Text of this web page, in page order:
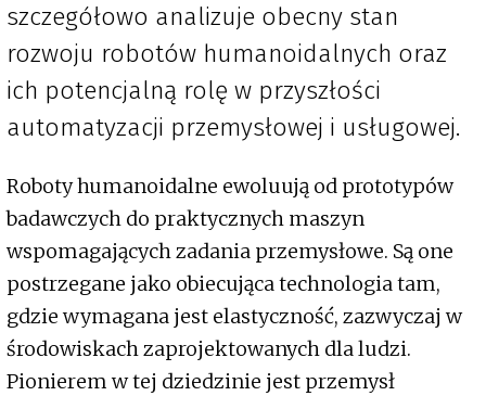
szczegółowo analizuje obecny stan
rozwoju robotów humanoidalnych oraz
ich potencjalną rolę w przyszłości
automatyzacji przemysłowej i usługowej.
Roboty humanoidalne ewoluują od prototypów
badawczych do praktycznych maszyn
wspomagających zadania przemysłowe. Są one
postrzegane jako obiecująca technologia tam,
gdzie wymagana jest elastyczność, zazwyczaj w
środowiskach zaprojektowanych dla ludzi.
Pionierem w tej dziedzinie jest przemysł